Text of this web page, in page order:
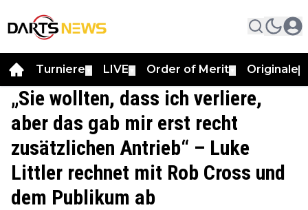
Turniere LIVE Order of Merit Originale
„Sie wollten, dass ich verliere,
aber das gab mir erst recht
zusätzlichen Antrieb“ – Luke
Littler rechnet mit Rob Cross und
dem Publikum ab